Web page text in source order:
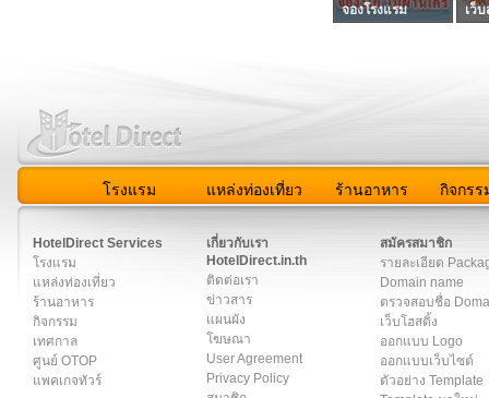
จองโรงแรม เว็
โรงแรม แหล่งท่องเที่ยว ร้านอาหาร กิจกรร
HotelDirect Services
โรงแรม
แหล่งท่องเที่ยว
ร้านอาหาร
กิจกรรม
เทศกาล
ศูนย์ OTOP
แพคเกจทัวร์
เกี่ยวกับเรา
HotelDirect.in.th
ติดต่อเรา
ข่าวสาร
แผนผัง
โฆษณา
User Agreement
Privacy Policy
สมัครสมาชิก
รายละเอียด
Domain name
ตรวจสอบชื่อ
เว็บโฮสติ้ง
ออกแบบ Logo
ออกแบบเว็บไซต์
ตัวอย่าง Template